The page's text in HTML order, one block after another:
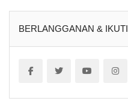
BERLANGGANAN & IKUTI